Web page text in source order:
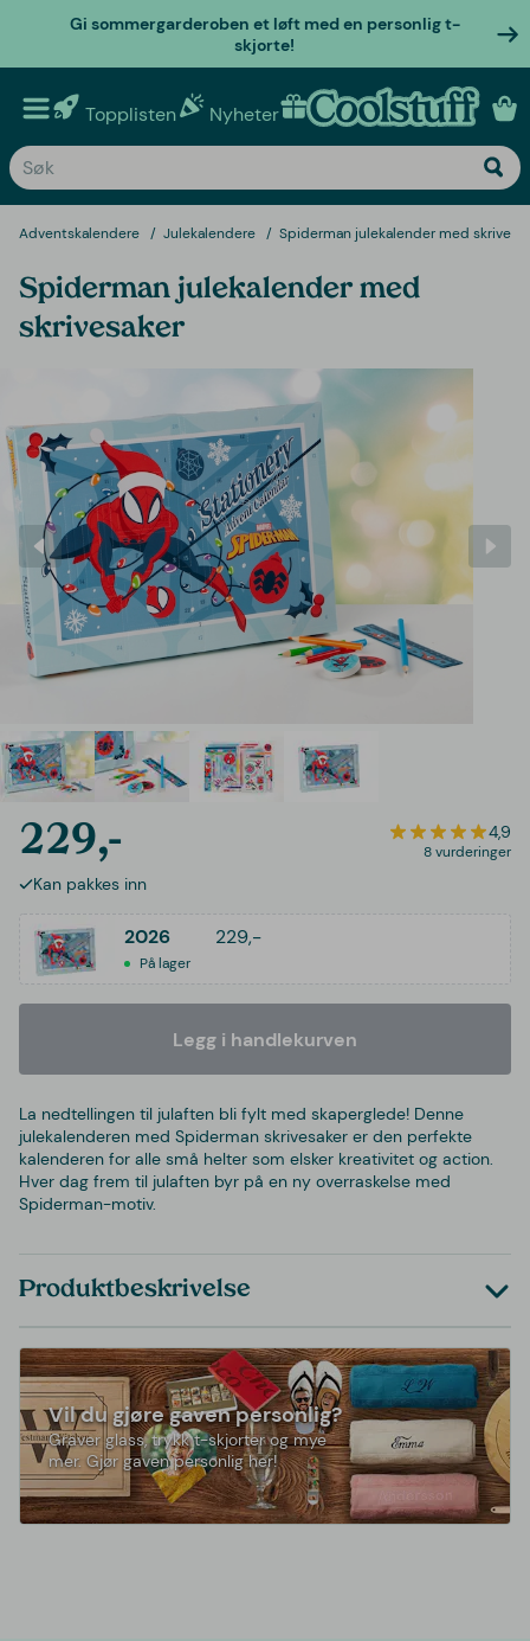
Gi sommergarderoben et løft med en personlig t-
skjorte!
Topplisten Nyheter Personlige gaver
Adventskalendere Julekalendere Spiderman julekalender med
Spiderman julekalender med
skrivesaker
229,- 4,9
8 vurderinger
Kan pakkes inn
2026 229,-
På lager
Legg i handlekurven
La nedtellingen til julaften bli fylt med skaperglede! Denne
julekalenderen med Spiderman skrivesaker er den perfekte
kalenderen for alle små helter som elsker kreativitet og action.
Hver dag frem til julaften byr på en ny overraskelse med
Spiderman-motiv.
Produktbeskrivelse
Vil du gjøre gaven personlig?
Graver glass, trykk t-skjorter og mye
mer. Gjør gaven personlig her!